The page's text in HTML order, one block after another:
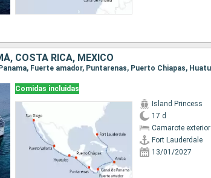
COSTA RICA, MÉXICO
Comidas incluidas
Island Princess
17 d
Camarote exterior
Fort Lauderdale
13/01/2027